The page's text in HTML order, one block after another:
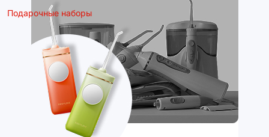
Подарочные наборы